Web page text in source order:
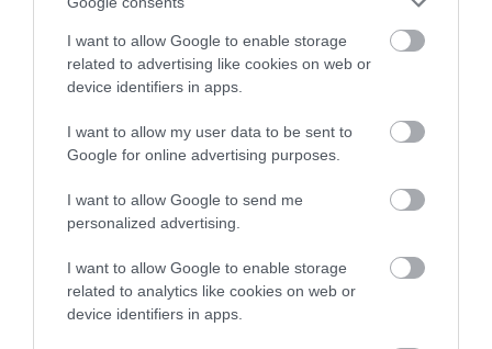
I want to allow Google to enable storage
related to advertising like cookies on web or
device identifiers in apps.
I want to allow my user data to be sent to
Google for online advertising purposes.
I want to allow Google to send me
personalized advertising.
I want to allow Google to enable storage
related to analytics like cookies on web or
device identifiers in apps.
S-CURVE: Η «μαγική» κρέμα που
Μεταμορφωθείτε και λάμψτε μέσα στις
γιορτές!